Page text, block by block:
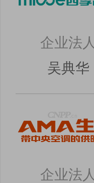
企业法人
吴典华
企业法人